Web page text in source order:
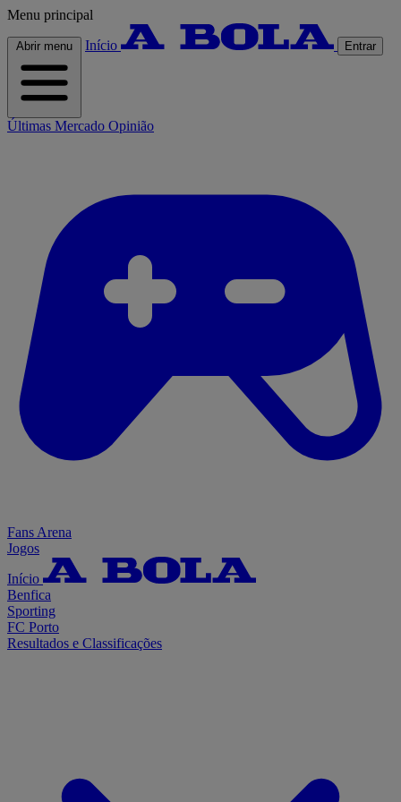
Menu principal
Abrir menu Início Entrar
Últimas Mercado Opinião
Fans Arena
Jogos
Início
Benfica
Sporting
FC Porto
Resultados e Classificações